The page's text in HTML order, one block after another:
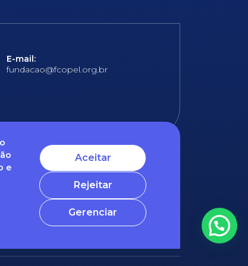
e
Aceitar
Rejeitar
Gerenciar
E-mail:
fundacao@fcopel.org.br
o nosso DPO (encarregado de dados)